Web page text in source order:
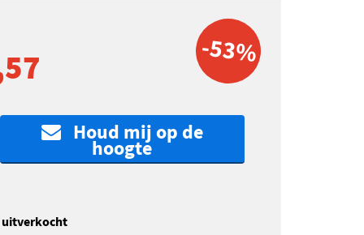
-53%
Houd mij op de
hoogte